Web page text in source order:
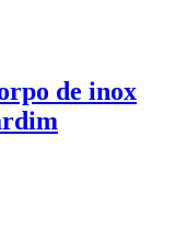
de inox